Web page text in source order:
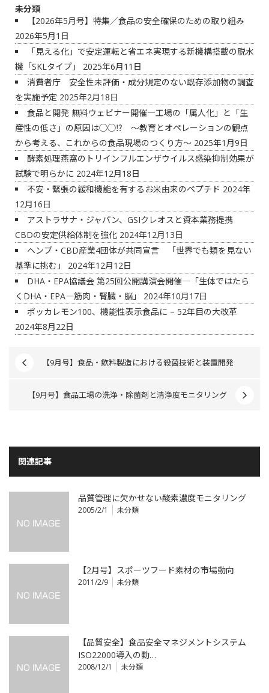
未分類
【2026年5月号】特集／食品の安全確保のための取り組み
2026年5月1日
「見える化」で安定運転と省エネ実現する新機構搭載の脱水
機「SKLタイプ」
2025年6月11日
消費者庁 安全性未評価・成分規定のない既存添加物の調査
を実施予定 2025年2月18日
食品と開発 無料ウェビナー開催―工場の「属人化」と「生
産性の低さ」の原因は◯◯⁉ ～教育とオペレーションの観点
から考える、これからの食品現場のつくり方～ 2025年1月9日
酵素処理燕窩のトリインフルエンザウイルス感染抑制効果が
試験で明らかに 2024年12月18日
不安・緊張の緩和機能を有するお米由来のペプチド 2024年
12月16日
アストラサナ・ジャパン、GSIクレオスと資本業務提携
CBDの安定供給体制を強化 2024年12月13日
ヘンプ・CBD産業4団体が共同宣言 「世界でも類を見ない
基準に挑む」
2024年12月12日
DHA・EPA協議会 第25回公開講演会開催―「生体ではたら
くDHA・EPA－筋肉・腎臓・脳」
2024年10月17日
ポッカレモン100、機能性表示食品に – 52年目の大改革
2024年8月22日
【9月号】食品・飲料製造における殺菌技術と装置開発
【9月号】食品工場の洗浄・除菌剤と清浄度モニタリング
関連記事
品質管理に欠かせない酸素濃度モニタリング
2005/2/1 未分類
【2月号】スポーツフード素材の市場動向
2011/2/9 未分類
【品質安全】食品安全マネジメントシステム
ISO22000導入の動…
2008/12/1 未分類